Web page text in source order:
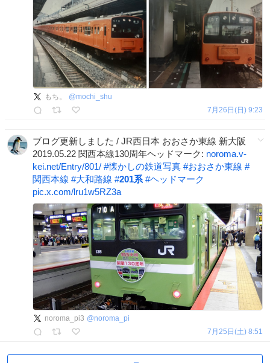
もち。 @mochi_shu
7月26日(日) 9:23
ブログ更新しました / JR西日本 おおさか東線 新大阪
2019.05.22 関西本線130周年ヘッドマーク: noroma.v-
kei.net/Entry/801/ #懐かしの鉄道写真 #おおさか東線 #
関西本線 #大和路線 #201系 #ヘッドマーク
pic.x.com/lru1w5RZ3a
noroma_pi3 @noroma_pi
7月25日(土) 8:51